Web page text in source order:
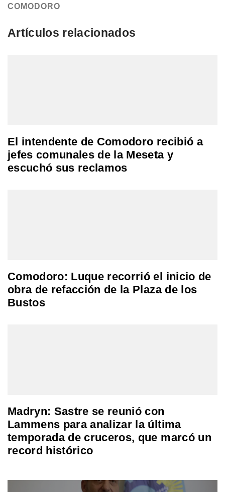
COMODORO
Artículos relacionados
El intendente de Comodoro recibió a
jefes comunales de la Meseta y
escuchó sus reclamos
Comodoro: Luque recorrió el inicio de
obra de refacción de la Plaza de los
Bustos
Madryn: Sastre se reunió con
Lammens para analizar la última
temporada de cruceros, que marcó un
record histórico